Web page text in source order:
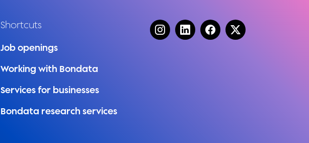
Shortcuts
Job openings
Working with Bondata
Services for businesses
Bondata research services